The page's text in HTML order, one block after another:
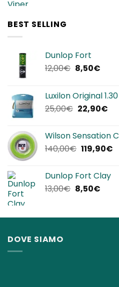
BEST SELLING
Dunlop Fort
12,00€ Il
era:
12,00€.
8,50€Il
è:
8,50€.
Luxilon Original 1.30
25,00€ Il
era:
25,00€.
22,90€Il
è:
Wilson Sensation
140,00€ Il
era:
140,00€.
119,90€Il
Dunlop Fort Clay
13,00€ Il
era:
8,50€Il
è:
DOVE SIAMO